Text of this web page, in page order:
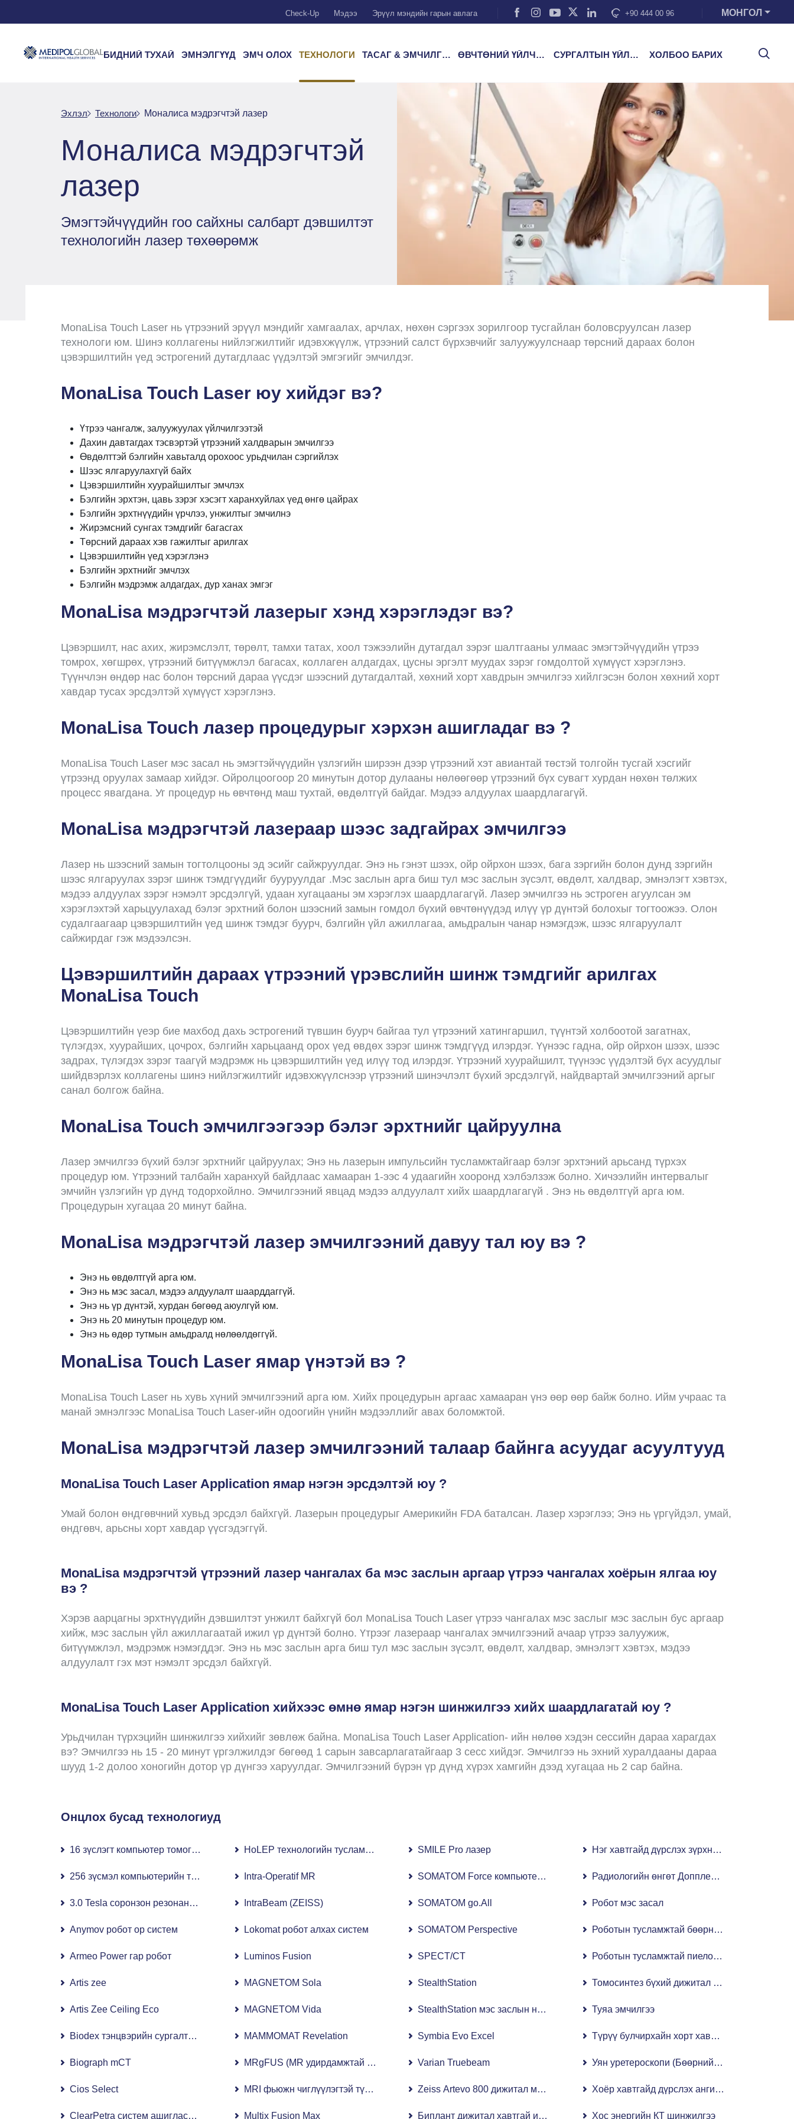
Check-Up Мэдээ Эрүүл мэндийн гарын авлага +90 444 00 96 МОНГОЛ
БИДНИЙ ТУХАЙ ЭМНЭЛГҮҮД ЭМЧ ОЛОХ ТЕХНОЛОГИ ТАСАГ & ЭМЧИЛГЭЭ ӨВЧТӨНИЙ ҮЙЛЧИЛГЭЭ СУРГАЛТЫН ҮЙЛЧИЛГЭЭ ХОЛБОО БАРИХ
Эхлэл Технологи Моналиса мэдрэгчтэй лазер
Моналиса мэдрэгчтэй
лазер
Эмэгтэйчүүдийн гоо сайхны салбарт дэвшилтэт
технологийн лазер төхөөрөмж
MonaLisa Touch Laser нь үтрээний эрүүл мэндийг хамгаалах, арчлах, нөхөн сэргээх зорилгоор тусгайлан боловсруулсан лазер
технологи юм. Шинэ коллагены нийлэгжилтийг идэвхжүүлж, үтрээний салст бүрхэвчийг залуужуулснаар төрсний дараах болон
цэвэршилтийн үед эстрогений дутагдлаас үүдэлтэй эмгэгийг эмчилдэг.
MonaLisa Touch Laser юу хийдэг вэ?
Үтрээ чангалж, залуужуулах үйлчилгээтэй
Дахин давтагдах тэсвэртэй үтрээний халдварын эмчилгээ
Өвдөлттэй бэлгийн хавьталд орохоос урьдчилан сэргийлэх
Шээс ялгаруулахгүй байх
Цэвэршилтийн хуурайшилтыг эмчлэх
Бэлгийн эрхтэн, цавь зэрэг хэсэгт харанхуйлах үед өнгө цайрах
Бэлгийн эрхтнүүдийн үрчлээ, унжилтыг эмчилнэ
Жирэмсний сунгах тэмдгийг багасгах
Төрсний дараах хэв гажилтыг арилгах
Цэвэршилтийн үед хэрэглэнэ
Бэлгийн эрхтнийг эмчлэх
Бэлгийн мэдрэмж алдагдах, дур ханах эмгэг
MonaLisa мэдрэгчтэй лазерыг хэнд хэрэглэдэг вэ?
Цэвэршилт, нас ахих, жирэмслэлт, төрөлт, тамхи татах, хоол тэжээлийн дутагдал зэрэг шалтгааны улмаас эмэгтэйчүүдийн үтрээ
томрох, хөгшрөх, үтрээний битүүмжлэл багасах, коллаген алдагдах, цусны эргэлт муудах зэрэг гомдолтой хүмүүст хэрэглэнэ.
Түүнчлэн өндөр нас болон төрсний дараа үүсдэг шээсний дутагдалтай, хөхний хорт хавдрын эмчилгээ хийлгэсэн болон хөхний хорт
хавдар тусах эрсдэлтэй хүмүүст хэрэглэнэ.
MonaLisa Touch лазер процедурыг хэрхэн ашигладаг вэ ?
MonaLisa Touch Laser мэс засал нь эмэгтэйчүүдийн үзлэгийн ширээн дээр үтрээний хэт авиантай төстэй толгойн тусгай хэсгийг
үтрээнд оруулах замаар хийдэг. Ойролцоогоор 20 минутын дотор дулааны нөлөөгөөр үтрээний бүх сувагт хурдан нөхөн төлжих
процесс явагдана. Уг процедур нь өвчтөнд маш тухтай, өвдөлтгүй байдаг. Мэдээ алдуулах шаардлагагүй.
MonaLisa мэдрэгчтэй лазераар шээс задгайрах эмчилгээ
Лазер нь шээсний замын тогтолцооны эд эсийг сайжруулдаг. Энэ нь гэнэт шээх, ойр ойрхон шээх, бага зэргийн болон дунд зэргийн
шээс ялгаруулах зэрэг шинж тэмдгүүдийг бууруулдаг .Мэс заслын арга биш тул мэс заслын зүсэлт, өвдөлт, халдвар, эмнэлэгт хэвтэх,
мэдээ алдуулах зэрэг нэмэлт эрсдэлгүй, удаан хугацааны эм хэрэглэх шаардлагагүй. Лазер эмчилгээ нь эстроген агуулсан эм
хэрэглэхтэй харьцуулахад бэлэг эрхтний болон шээсний замын гомдол бүхий өвчтөнүүдэд илүү үр дүнтэй болохыг тогтоожээ. Олон
судалгаагаар цэвэршилтийн үед шинж тэмдэг буурч, бэлгийн үйл ажиллагаа, амьдралын чанар нэмэгдэж, шээс ялгаруулалт
сайжирдаг гэж мэдээлсэн.
Цэвэршилтийн дараах үтрээний үрэвслийн шинж тэмдгийг арилгах
MonaLisa Touch
Цэвэршилтийн үеэр бие махбод дахь эстрогений түвшин буурч байгаа тул үтрээний хатингаршил, түүнтэй холбоотой загатнах,
түлэгдэх, хуурайших, цочрох, бэлгийн харьцаанд орох үед өвдөх зэрэг шинж тэмдгүүд илэрдэг. Үүнээс гадна, ойр ойрхон шээх, шээс
задрах, түлэгдэх зэрэг таагүй мэдрэмж нь цэвэршилтийн үед илүү тод илэрдэг. Үтрээний хуурайшилт, түүнээс үүдэлтэй бүх асуудлыг
шийдвэрлэх коллагены шинэ нийлэгжилтийг идэвхжүүлснээр үтрээний шинэчлэлт бүхий эрсдэлгүй, найдвартай эмчилгээний аргыг
санал болгож байна.
MonaLisa Touch эмчилгээгээр бэлэг эрхтнийг цайруулна
Лазер эмчилгээ бүхий бэлэг эрхтнийг цайруулах; Энэ нь лазерын импульсийн тусламжтайгаар бэлэг эрхтэний арьсанд түрхэх
процедур юм. Үтрээний талбайн харанхуй байдлаас хамааран 1-ээс 4 удаагийн хооронд хэлбэлзэж болно. Хичээлийн интервалыг
эмчийн үзлэгийн үр дүнд тодорхойлно. Эмчилгээний явцад мэдээ алдуулалт хийх шаардлагагүй . Энэ нь өвдөлтгүй арга юм.
Процедурын хугацаа 20 минут байна.
MonaLisa мэдрэгчтэй лазер эмчилгээний давуу тал юу вэ ?
Энэ нь өвдөлтгүй арга юм.
Энэ нь мэс засал, мэдээ алдуулалт шаарддаггүй.
Энэ нь үр дүнтэй, хурдан бөгөөд аюулгүй юм.
Энэ нь 20 минутын процедур юм.
Энэ нь өдөр тутмын амьдралд нөлөөлдөггүй.
MonaLisa Touch Laser ямар үнэтэй вэ ?
MonaLisa Touch Laser нь хувь хүний эмчилгээний арга юм. Хийх процедурын аргаас хамааран үнэ өөр өөр байж болно. Ийм учраас та
манай эмнэлгээс MonaLisa Touch Laser-ийн одоогийн үнийн мэдээллийг авах боломжтой.
MonaLisa мэдрэгчтэй лазер эмчилгээний талаар байнга асуудаг асуултууд
MonaLisa Touch Laser Application ямар нэгэн эрсдэлтэй юу ?
Умай болон өндгөвчний хувьд эрсдэл байхгүй. Лазерын процедурыг Америкийн FDA баталсан. Лазер хэрэглээ; Энэ нь үргүйдэл, умай,
өндгөвч, арьсны хорт хавдар үүсгэдэггүй.
MonaLisa мэдрэгчтэй үтрээний лазер чангалах ба мэс заслын аргаар үтрээ чангалах хоёрын ялгаа юу
вэ ?
Хэрэв аарцагны эрхтнүүдийн дэвшилтэт унжилт байхгүй бол MonaLisa Touch Laser үтрээ чангалах мэс заслыг мэс заслын бус аргаар
хийж, мэс заслын үйл ажиллагаатай ижил үр дүнтэй болно. Үтрээг лазераар чангалах эмчилгээний ачаар үтрээ залуужиж,
битүүмжлэл, мэдрэмж нэмэгддэг. Энэ нь мэс заслын арга биш тул мэс заслын зүсэлт, өвдөлт, халдвар, эмнэлэгт хэвтэх, мэдээ
алдуулалт гэх мэт нэмэлт эрсдэл байхгүй.
MonaLisa Touch Laser Application хийхээс өмнө ямар нэгэн шинжилгээ хийх шаардлагатай юу ?
Урьдчилан түрхэцийн шинжилгээ хийхийг зөвлөж байна. MonaLisa Touch Laser Application- ийн нөлөө хэдэн сессийн дараа харагдах
вэ? Эмчилгээ нь 15 - 20 минут үргэлжилдэг бөгөөд 1 сарын завсарлагатайгаар 3 сесс хийдэг. Эмчилгээ нь эхний хуралдааны дараа
шууд 1-2 долоо хоногийн дотор үр дүнгээ харуулдаг. Эмчилгээний бүрэн үр дүнд хүрэх хамгийн дээд хугацаа нь 2 сар байна.
Онцлох бусад технологиуд
16 зүслэгт компьютер томографи (КТ)
256 зүсмэл компьютерийн томографи (256 зүсмэл CT)
3.0 Tesla соронзон резонансын дүрслэл (3.0 T MRI)
Anymov робот ор систем
Armeo Power гар робот
Artis zee
Artis Zee Ceiling Eco
Biodex тэнцвэрийн сургалтын систем
Biograph mCT
Cios Select
ClearPetra систем ашигласан уян уретерореноскопи (FURS)
HoLEP технологийн тусламжтай түрүү булчирхайн мэс засал
Intra-Operatif MR
IntraBeam (ZEISS)
Lokomat робот алхах систем
Luminos Fusion
MAGNETOM Sola
MAGNETOM Vida
MAMMOMAT Revelation
MRgFUS (MR удирдамжтай төвлөрсөн хэт авиан шинжилгээ)
MRI фьюжн чиглүүлэгтэй түрүү булчирхайн биопси
Multix Fusion Max
SMILE Pro лазер
SOMATOM Force компьютер томографийн систем
SOMATOM go.All
SOMATOM Perspective
SPECT/CT
StealthStation
StealthStation мэс заслын навигацийн систем
Symbia Evo Excel
Varian Truebeam
Zeiss Artevo 800 дижитал микроскоп
Биплант дижитал хавтгай илрүүлэгч ангиографийн систем
Нэг хавтгайд дүрслэх зүрхний ангиографи
Радиологийн өнгөт Допплер 4D хэт авиан
Робот мэс засал
Роботын тусламжтай бөөрний мэс засал
Роботын тусламжтай пиелопластик мэс засал
Томосинтез бүхий дижитал хавтгай самбар
Туяа эмчилгээ
Түрүү булчирхайн хорт хавдрын робот мэс
Уян уретероскопи (Бөөрний чулууг лазераар
Хоёр хавтгайд дүрслэх ангиографи
Хос энергийн КТ шинжилгээ